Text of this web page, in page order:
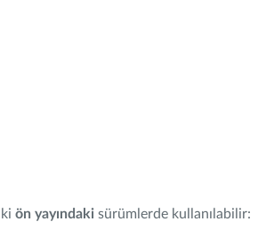
ön yayındaki sürümlerde kullanılabilir: